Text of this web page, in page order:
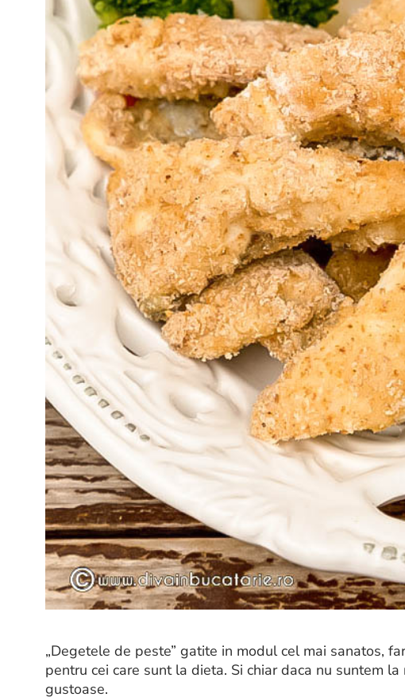
„Degetele de peste” gatite in modul cel mai sanatos,
pentru cei care sunt la dieta. Si chiar daca nu suntem
gustoase.